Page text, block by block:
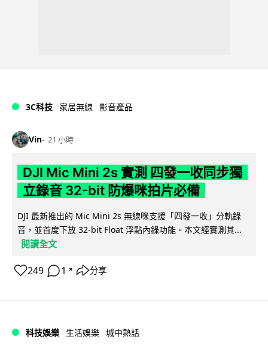
3C科技 家居無線 影音產品
Vin 21 小時
DJI Mic Mini 2s 實測 四發一收同步獨
立錄音 32-bit 防爆咪拍片必備
DJI 最新推出的 Mic Mini 2s 無線咪支援「四發一收」分軌錄
音，並首度下放 32-bit Float 浮點內錄功能。本文經實測其...
閱讀全文
249 1 ↗ 分享
科技娛樂 生活娛樂 城中熱話